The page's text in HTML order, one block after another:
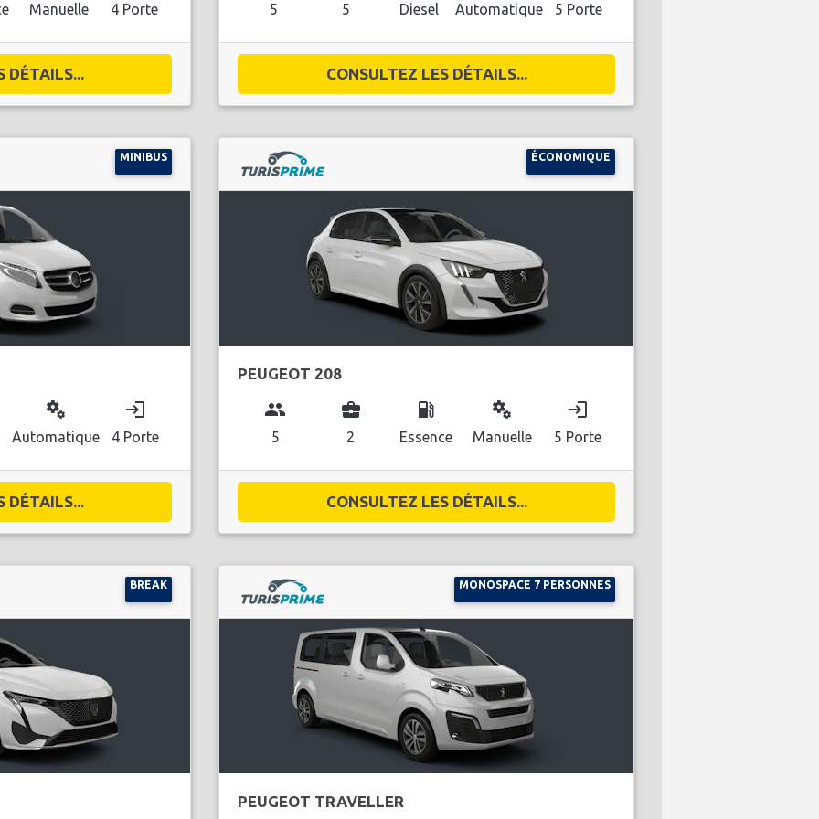
Manuelle 4 Porte
DÉTAILS...
5 5 Diesel Automatique 5 Porte
CONSULTEZ LES DÉTAILS...
MINIBUS
miscellaneous_services
Automatique
login
4 Porte
DÉTAILS...
ÉCONOMIQUE
PEUGEOT 208
group
5
business_center
2
local_gas_station
Essence
miscellaneous_services
Manuelle
login
5 Porte
CONSULTEZ LES DÉTAILS...
BREAK MONOSPACE 7 PERSONNES
PEUGEOT TRAVELLER